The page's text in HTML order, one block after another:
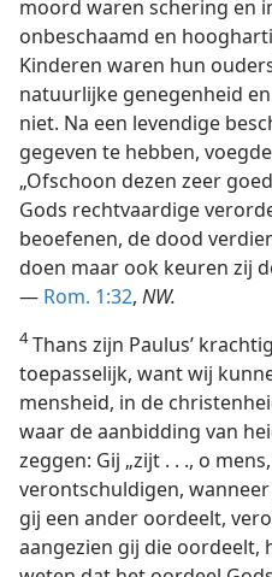
moord waren schering en
onbeschaamd en
Kinderen waren hun
natuurlijke genegenheid
niet. Na een levendige
gegeven te hebben,
„Ofschoon dezen zeer
Gods rechtvaardige
beoefenen, de dood
doen maar ook keuren zij
— Rom. 1:32, NW.
4Thans zijn Paulus’
toepasselijk, want wij
mensheid, in de
waar de aanbidding van
zeggen: Gij „zijt . . ., o
verontschuldigen,
gij een ander oordeelt,
aangezien gij die oordeelt,